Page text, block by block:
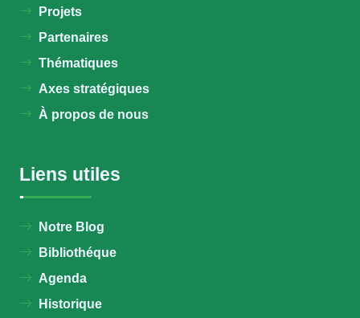
Projets
Partenaires
Thématiques
Axes stratégiques
À propos de nous
Liens utiles
Notre Blog
Bibliothéque
Agenda
Historique